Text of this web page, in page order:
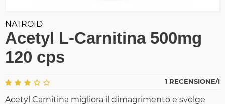
NATROID
Acetyl L-Carnitina 500mg
120 cps
1 RECENSIONE/I
Acetyl Carnitina migliora il dimagrimento e svolge